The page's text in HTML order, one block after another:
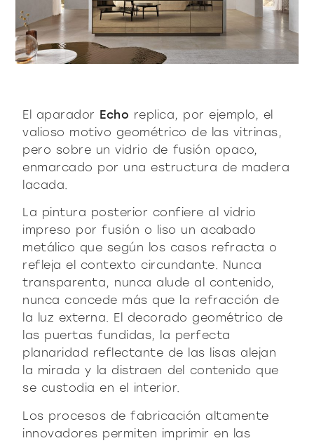
todos los
productos
materioteca
Sofisticado decidido Sofisticado suave
El aparador Echo replica, por ejemplo, el
valioso motivo geométrico de las vitrinas,
pero sobre un vidrio de fusión opaco,
enmarcado por una estructura de madera
lacada.
La pintura posterior confiere al vidrio
impreso por fusión o liso un acabado
metálico que según los casos refracta o
refleja el contexto circundante. Nunca
transparenta, nunca alude al contenido,
nunca concede más que la refracción de
la luz externa. El decorado geométrico de
las puertas fundidas, la perfecta
planaridad reflectante de las lisas alejan
la mirada y la distraen del contenido que
se custodia en el interior.
Los procesos de fabricación altamente
innovadores permiten imprimir en las